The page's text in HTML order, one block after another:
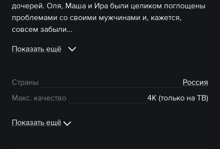
дочерей. Оля, Маша и Ира были целиком поглощены
проблемами со своими мужчинами и, кажется,
совсем забыли...
Показать ещё
Страны
Россия
Макс. качество
4К (только на ТВ)
Показать ещё